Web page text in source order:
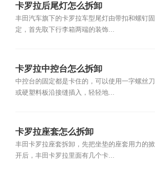
卡罗拉后尾灯怎么拆卸
丰田汽车旗下的卡罗拉车型尾灯由带扣和螺钉固
定，首先取下行李箱两端的装饰...
卡罗拉中控台怎么拆卸
中控台的固定都是卡住的，可以使用一字螺丝刀
或硬塑料板沿接缝插入，轻轻地...
卡罗拉座套怎么拆卸
丰田卡罗拉座套拆卸，先把坐垫的座套用力的掀
开后，丰田卡罗拉里面有几个卡...